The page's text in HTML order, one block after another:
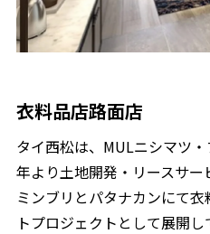
衣料品店路面店
タイ西松は、MULニシマツ
年より土地開発・リースサー
ミンブリとパタナカンにて
トプロジェクトとして展開し